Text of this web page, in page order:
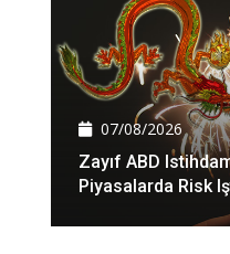
07/08/2026
Zayıf ABD
Piyasalarda Risk